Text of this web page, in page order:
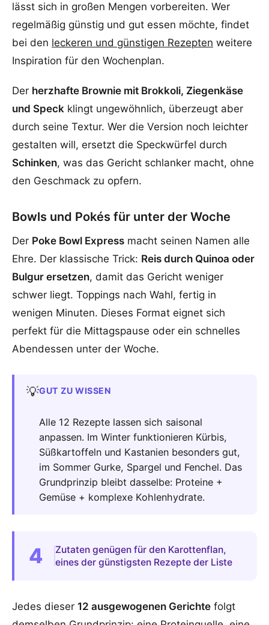
lässt sich in großen Mengen vorbereiten. Wer
regelmäßig günstig und gut essen möchte, findet
bei den leckeren und günstigen Rezepten weitere
Inspiration für den Wochenplan.
Der herzhafte Brownie mit Brokkoli, Ziegenkäse
und Speck klingt ungewöhnlich, überzeugt aber
durch seine Textur. Wer die Version noch leichter
gestalten will, ersetzt die Speckwürfel durch
Schinken, was das Gericht schlanker macht, ohne
den Geschmack zu opfern.
Bowls und Pokés für unter der Woche
Der Poke Bowl Express macht seinen Namen alle
Ehre. Der klassische Trick: Reis durch Quinoa oder
Bulgur ersetzen, damit das Gericht weniger
schwer liegt. Toppings nach Wahl, fertig in
wenigen Minuten. Dieses Format eignet sich
perfekt für die Mittagspause oder ein schnelles
Abendessen unter der Woche.
💡GUT ZU WISSEN
Alle 12 Rezepte lassen sich saisonal
anpassen. Im Winter funktionieren Kürbis,
Süßkartoffeln und Kastanien besonders gut,
im Sommer Gurke, Spargel und Fenchel. Das
Grundprinzip bleibt dasselbe: Proteine +
Gemüse + komplexe Kohlenhydrate.
4
Zutaten genügen für den Karottenflan,
eines der günstigsten Rezepte der Liste
Jedes dieser 12 ausgewogenen Gerichte folgt